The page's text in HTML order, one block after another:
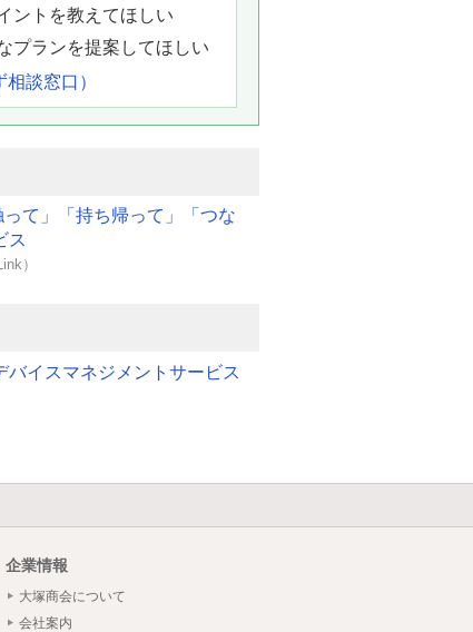
ントを教えてほしい
プランを提案してほしい
談窓口）
って」「持ち帰って」「つな
ス
）
バイスマネジメントサービス
企業情報
大塚商会について
会社案内